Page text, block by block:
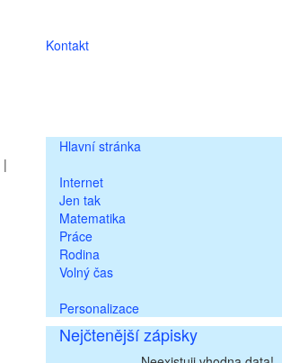
Kontakt
|
Hlavní stránka
Internet
Jen tak
Matematika
Práce
Rodina
Volný čas
Personalizace
Nejčtenější zápisky